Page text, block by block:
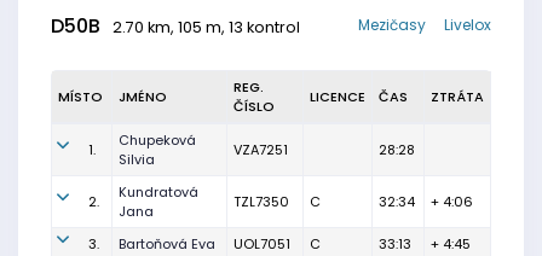
D50B 2.70 km, 105 m, 13 kontrol Livelox
Mezičasy
MÍSTO JMÉNO
REG.
ČÍSLO
LICENCE ČAS ZTRÁTA
1.
Chupeková
Silvia
VZA7251 28:28
2.
Kundratová
Jana
TZL7350 C 32:34 + 4:06
3. Bartoňová Eva UOL7051 C 33:13 + 4:45